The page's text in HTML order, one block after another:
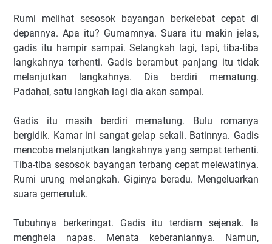
Rumi melihat sesosok bayangan berkelebat cepat di
depannya. Apa itu? Gumamnya. Suara itu makin jelas,
gadis itu hampir sampai. Selangkah lagi, tapi, tiba-tiba
langkahnya terhenti. Gadis berambut panjang itu tidak
melanjutkan langkahnya. Dia berdiri mematung.
Padahal, satu langkah lagi dia akan sampai.
Gadis itu masih berdiri mematung. Bulu romanya
bergidik. Kamar ini sangat gelap sekali. Batinnya. Gadis
mencoba melanjutkan langkahnya yang sempat terhenti.
Tiba-tiba sesosok bayangan terbang cepat melewatinya.
Rumi urung melangkah. Giginya beradu. Mengeluarkan
suara gemerutuk.
Tubuhnya berkeringat. Gadis itu terdiam sejenak. Ia
menghela napas. Menata keberaniannya. Namun,